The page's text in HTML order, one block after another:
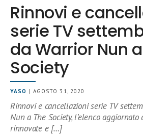
Rinnovi e
serie TV
da Warrior Nun
Society
YASO | AGOSTO 31, 2020
Rinnovi e cancellazioni serie TV
Nun a The Society, l’elenco
rinnovate e […]